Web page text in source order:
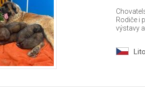
Rodiče i
výstavy a...